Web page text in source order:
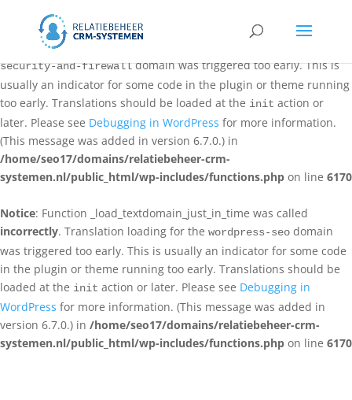
: Function _load_textdomain_just_in_time was called
incorrectly. Translation loading for the
security-and-firewalldomain was triggered too early. This is
usually an indicator for some code in the plugin or theme running
too early. Translations should be loaded at the init action or
later. Please see Debugging in WordPress for more information.
(This message was added in version 6.7.0.) in
/home/seo17/domains/relatiebeheer-crm-
systemen.nl/public_html/wp-includes/functions.php on line 6170
Notice: Function _load_textdomain_just_in_time was called
incorrectly. Translation loading for the wordpress-seo domain
was triggered too early. This is usually an indicator for some code
in the plugin or theme running too early. Translations should be
loaded at the init action or later. Please see Debugging in
WordPress for more information. (This message was added in
version 6.7.0.) in /home/seo17/domains/relatiebeheer-crm-
systemen.nl/public_html/wp-includes/functions.php on line 6170